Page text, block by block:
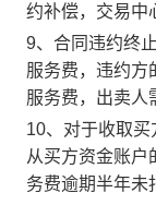
约补偿，交易中
9、合同违约终
服务费，违约方
服务费，出卖人
10、对于收取
从买方资金账户
务费逾期半年未